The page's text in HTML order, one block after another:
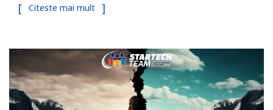
Citeste mai mult